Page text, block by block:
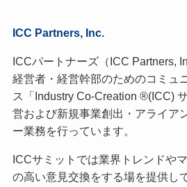
ICC Partners, Inc.
ICCパートナーズ（ICC Partners,
経営者・経営幹部のためのコミュ
ス「Industry Co-Creation ®(ICC)
営および新規事業創出・アライア
ー業務を行っています。
ICCサミットでは業界トレンドや
の高い意見交換をする場を提供し